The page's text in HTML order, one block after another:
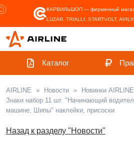
КАРВИЛЬШОП — фирменный
LUZAR, TRIALLI, STARTVOLT,
Каталог
AIRLINE » Новости » Новинки AIRLINE
Знаки набор 11 шт. "Начинающий
машине, Шипы" наклейки, присоски
Назад к разделу "Новости"